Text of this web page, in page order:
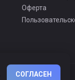
Оферта
СОГЛАСЕН